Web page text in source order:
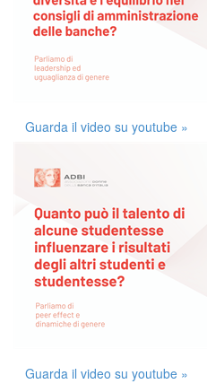
Guarda il video su youtube »
Guarda il video su youtube »